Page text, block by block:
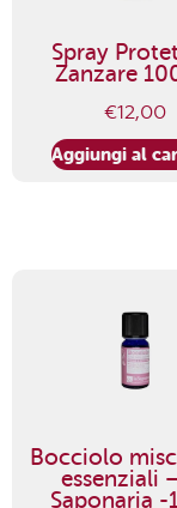
Spray
Zanzare
€12,00
Aggiungi al
Bocciolo
essenziali
Saponaria -